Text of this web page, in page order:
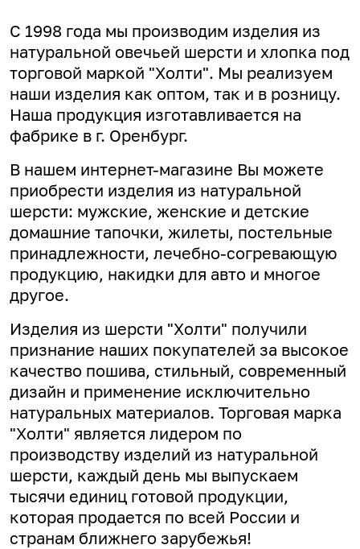
С 1998 года мы производим изделия из
натуральной овечьей шерсти и хлопка под
торговой маркой "Холти". Мы реализуем
наши изделия как оптом, так и в розницу.
Наша продукция изготавливается на
фабрике в г. Оренбург.
В нашем интернет-магазине Вы можете
приобрести изделия из натуральной
шерсти: мужские, женские и детские
домашние тапочки, жилеты, постельные
принадлежности, лечебно-согревающую
продукцию, накидки для авто и многое
другое.
Изделия из шерсти "Холти" получили
признание наших покупателей за высокое
качество пошива, стильный, современный
дизайн и применение исключительно
натуральных материалов. Торговая марка
"Холти" является лидером по
производству изделий из натуральной
шерсти, каждый день мы выпускаем
тысячи единиц готовой продукции,
которая продается по всей России и
странам ближнего зарубежья!